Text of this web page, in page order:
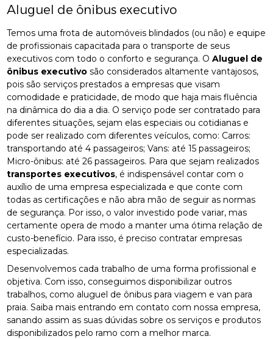
Aluguel de ônibus executivo
Temos uma frota de automóveis blindados (ou não) e equipe
de profissionais capacitada para o transporte de seus
executivos com todo o conforto e segurança. OAluguel de
ônibus executivo são considerados altamente vantajosos,
pois são serviços prestados a empresas que visam
comodidade e praticidade, de modo que haja mais fluência
na dinâmica do dia a dia. O serviço pode ser contratado para
diferentes situações, sejam elas especiais ou cotidianas e
pode ser realizado com diferentes veículos, como: Carros:
transportando até 4 passageiros; Vans: até 15 passageiros;
Micro-ônibus: até 26 passageiros. Para que sejam realizados
transportes executivos, é indispensável contar com o
auxílio de uma empresa especializada e que conte com
todas as certificações e não abra mão de seguir as normas
de segurança. Por isso, o valor investido pode variar, mas
certamente opera de modo a manter uma ótima relação de
custo-benefício. Para isso, é preciso contratar empresas
especializadas.
Desenvolvemos cada trabalho de uma forma profissional e
objetiva. Com isso, conseguimos disponibilizar outros
trabalhos, como aluguel de ônibus para viagem e van para
praia. Saiba mais entrando em contato com nossa empresa,
sanando assim as suas dúvidas sobre os serviços e produtos
disponibilizados pelo ramo com a melhor marca.